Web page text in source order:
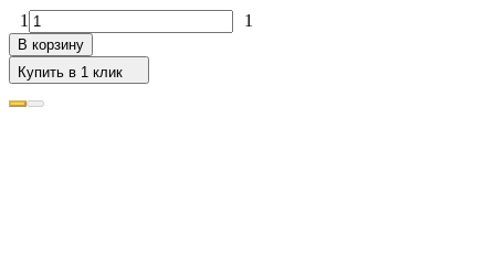
1 1
В корзину
Купить в 1 клик